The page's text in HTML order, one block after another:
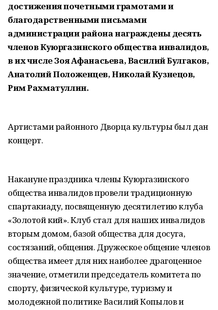
достижения почетными грамотами и
благодарственными письмами
администрации района награждены десять
членов Куюргазинского общества инвалидов,
в их числе Зоя Афанасьева, Василий Булгаков,
Анатолий Положенцев, Николай Кузнецов,
Рим Рахматуллин.
Артистами районного Дворца культуры был дан
концерт.
Накануне праздника члены Куюргазинского
общества инвалидов провели традиционную
спартакиаду, посвященную десятилетию клуба
«Золотой кий». Клуб стал для наших инвалидов
вторым домом, базой общества для досуга,
состязаний, общения. Дружеское общение членов
общества имеет для них наиболее драгоценное
значение, отметили председатель комитета по
спорту, физической культуре, туризму и
молодежной политике Василий Копылов и